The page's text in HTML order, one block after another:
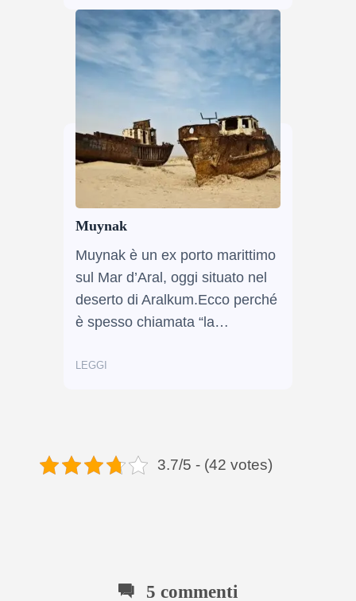
Muynak
Muynak è un ex porto marittimo
sul Mar d’Aral, oggi situato nel
deserto di Aralkum.Ecco perché
è spesso chiamata “la…
LEGGI
3.7/5 - (42 votes)
5 commenti